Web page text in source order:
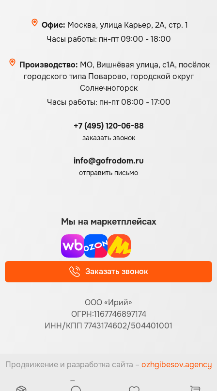
Офис: Москва, улица Карьер, 2А, стр. 1
Часы работы: пн-пт 09:00 - 18:00
Производство: МО, Вишнёвая улица, с1А, посёлок
городского типа Поварово, городской округ
Солнечногорск
Часы работы: пн-пт 08:00 - 17:00
+7 (495) 120-06-88
заказать звонок
info@gofrodom.ru
отправить письмо
ООО «Ирий»
ОГРН:1167746897174
ИНН/КПП 7743174602/504401001
Заказать звонок
Мы на маркетплейсах
Продвижение и разработка сайта – ozhgibesov.agency
Принимаем к оплате